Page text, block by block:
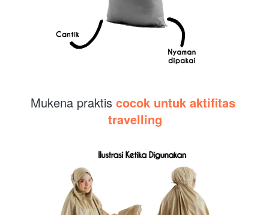
Mukena praktis cocok untuk aktifitas
travelling